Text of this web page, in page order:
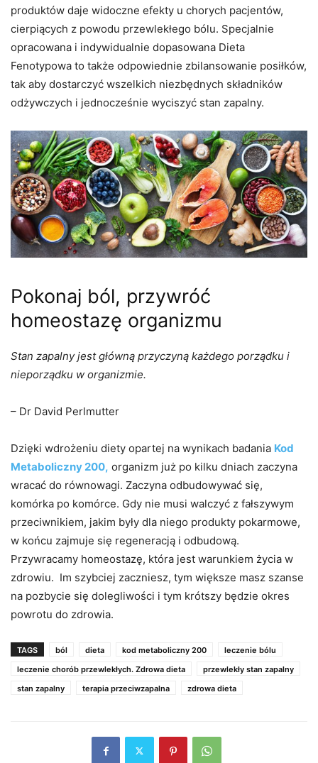
produktów daje widoczne efekty u chorych pacjentów,
cierpiących z powodu przewlekłego bólu. Specjalnie
opracowana i indywidualnie dopasowana Dieta
Fenotypowa to także odpowiednie zbilansowanie posiłków,
tak aby dostarczyć wszelkich niezbędnych składników
odżywczych i jednocześnie wyciszyć stan zapalny.
Pokonaj ból, przywróć
homeostazę organizmu
Stan zapalny jest główną przyczyną każdego porządku i
nieporządku w organizmie.
– Dr David Perlmutter
Dzięki wdrożeniu diety opartej na wynikach badania Kod
Metaboliczny 200, organizm już po kilku dniach zaczyna
wracać do równowagi. Zaczyna odbudowywać się,
komórka po komórce. Gdy nie musi walczyć z fałszywym
przeciwnikiem, jakim były dla niego produkty pokarmowe,
w końcu zajmuje się regeneracją i odbudową.
Przywracamy homeostazę, która jest warunkiem życia w
zdrowiu. Im szybciej zaczniesz, tym większe masz szanse
na pozbycie się dolegliwości i tym krótszy będzie okres
powrotu do zdrowia.
TAGS ból dieta kod metaboliczny 200
leczenie bólu
leczenie chorób przewlekłych. Zdrowa dieta
przewlekły stan zapalny
stan zapalny
terapia przeciwzapalna zdrowa dieta